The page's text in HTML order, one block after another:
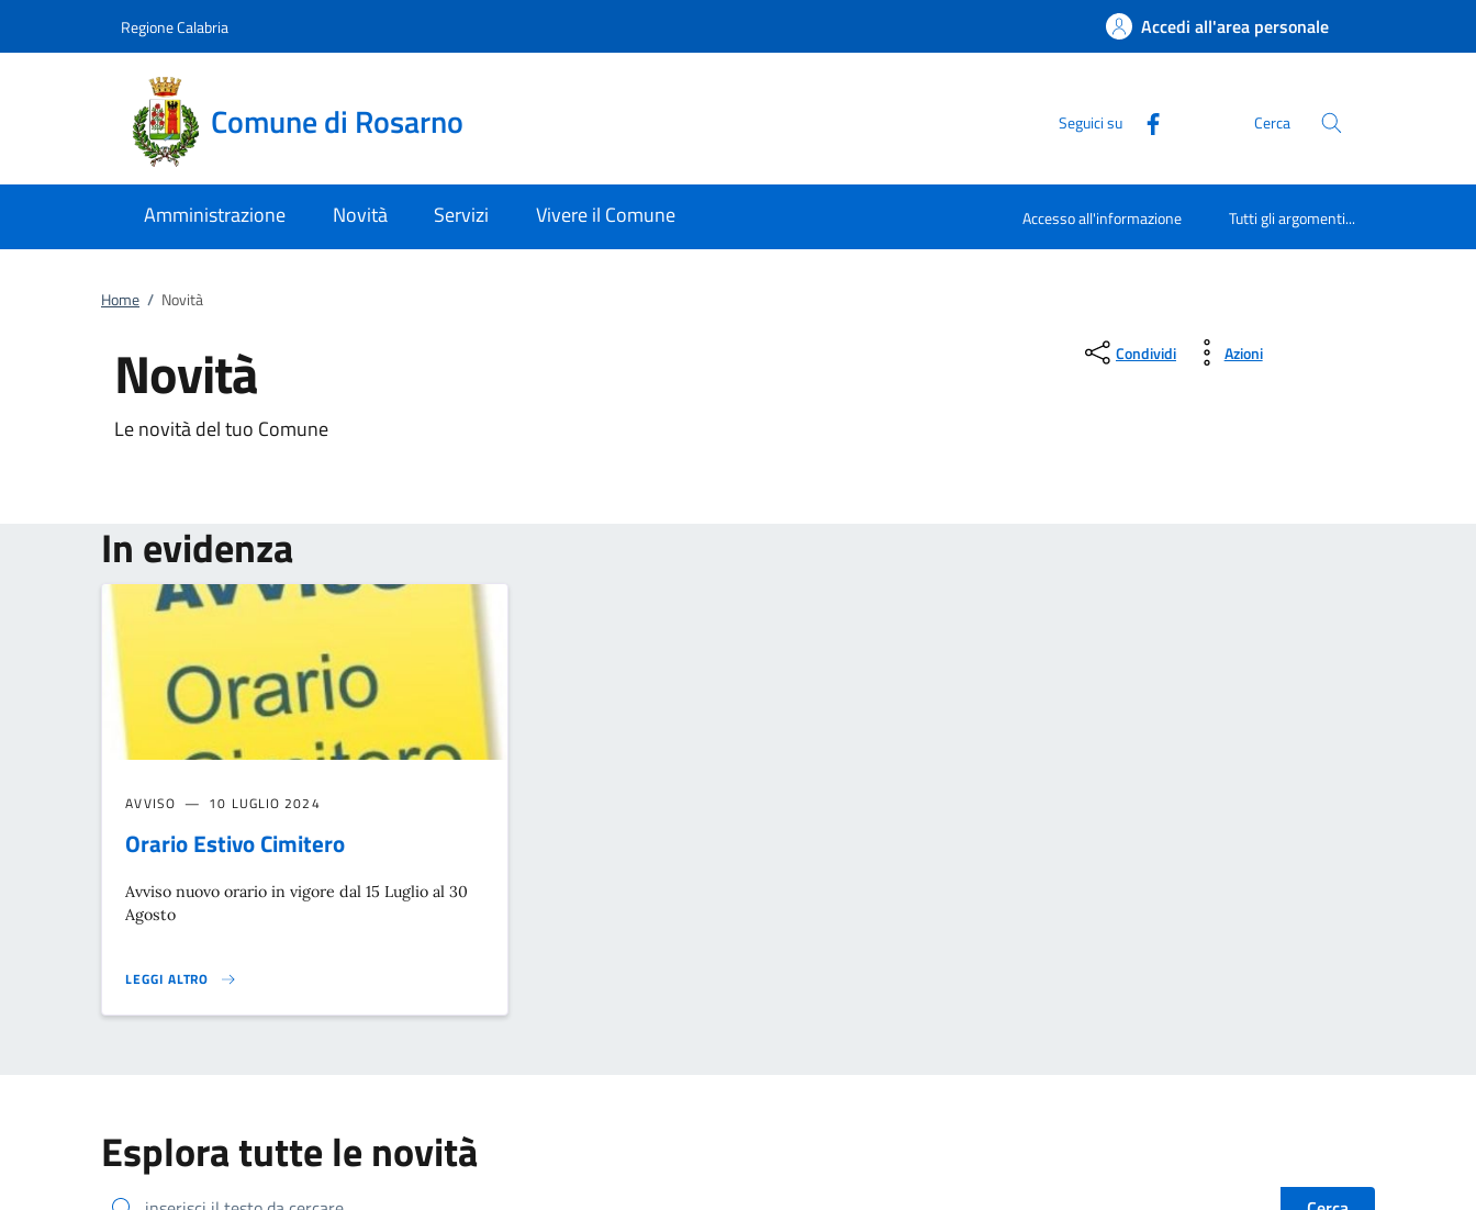
Regione Calabria Accedi all'area personale
Comune di Rosarno Seguici su Cerca
Amministrazione Novità Servizi Vivere il Comune Accesso all'informazione Tutti gli argomenti...
Home / Novità
Novità
Le novità del tuo Comune
Condividi Azioni
In evidenza
AVVISO 10 LUGLIO 2024
Orario Estivo Cimitero
Avviso nuovo orario in vigore dal 15 Luglio al 30
Agosto
LEGGI ALTRO
ORARIO ESTIVO CIMITERO}
Esplora tutte le novità